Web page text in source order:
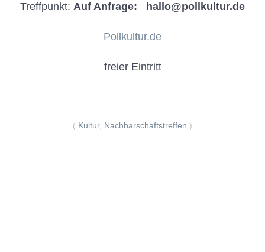
Treffpunkt: Auf Anfrage: hallo@pollkultur.de
Pollkultur.de
freier Eintritt
( Kultur, Nachbarschaftstreffen )